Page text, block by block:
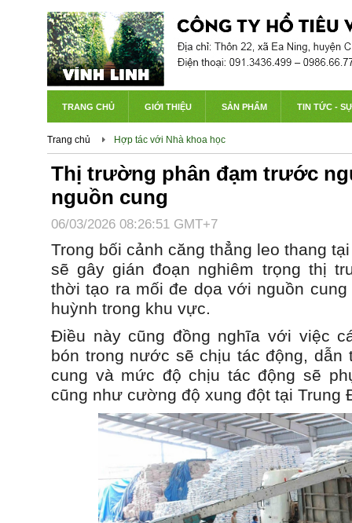
TRANG CHỦ GIỚI THIỆU SẢN PHẨM TIN TỨC -
Trang chủ Hợp tác với Nhà khoa học
Thị trường phân đạm trước
nguồn cung
06/03/2026 08:26:51 GMT+7
Trong bối cảnh căng thẳng leo thang
sẽ gây gián đoạn nghiêm trọng thị
thời tạo ra mối đe dọa với nguồn
huỳnh trong khu vực.
Điều này cũng đồng nghĩa với việc
bón trong nước sẽ chịu tác động, dẫn
cung và mức độ chịu tác động sẽ
cũng như cường độ xung đột tại Trung